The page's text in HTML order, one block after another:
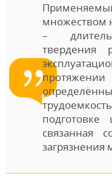
множеством
–
твердения
подготовке
связанная
загрязнения